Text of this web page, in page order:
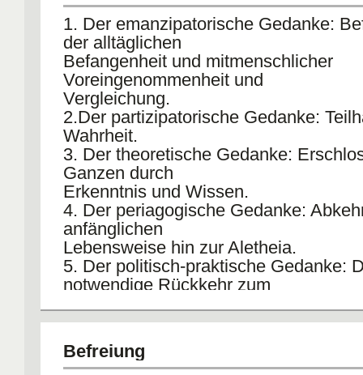
1. Der emanzipatorische Gedanke:
der alltäglichen
Befangenheit und mitmenschlicher
Voreingenommenheit und
Vergleichung.
2.Der partizipatorische Gedanke:
Wahrheit.
3. Der theoretische Gedanke:
Ganzen durch
Erkenntnis und Wissen.
4. Der periagogische Gedanke:
anfänglichen
Lebensweise hin zur Aletheia.
5. Der politisch-praktische Gedanke:
notwendige Rückkehr zum
Gebildete jetzt Wege und
Maßnahmen kennt.
Befreiung